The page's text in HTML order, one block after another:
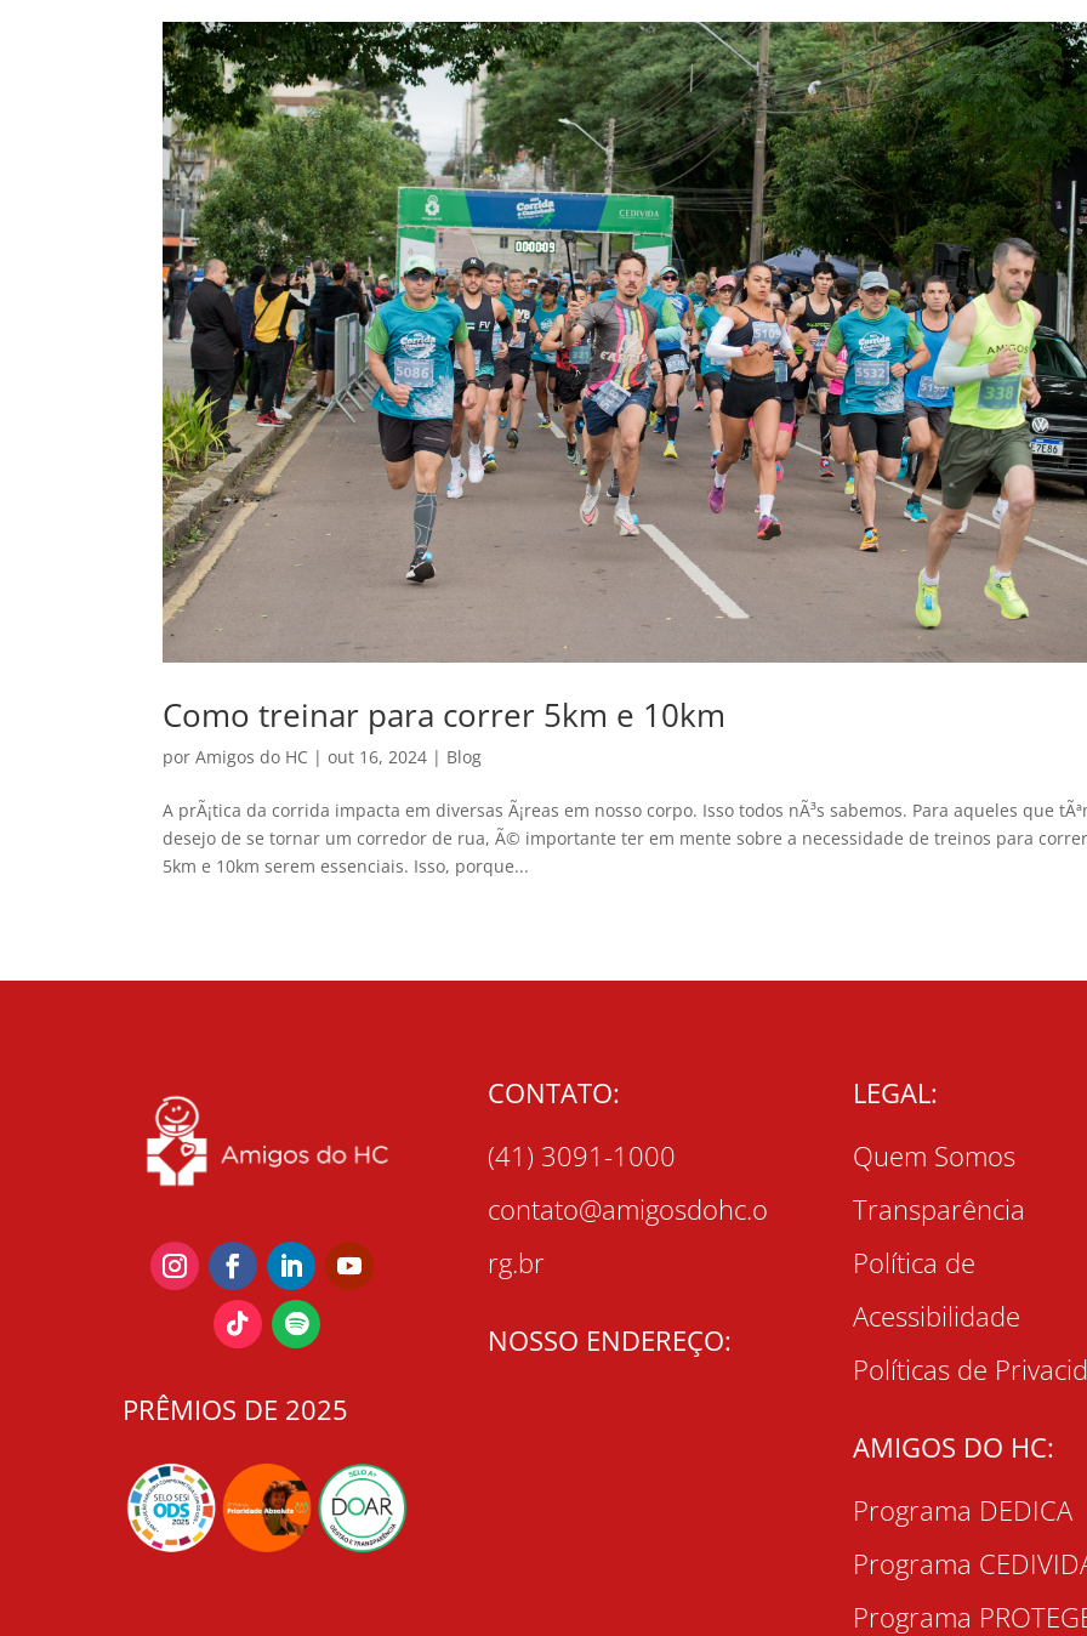
Como treinar para correr 5km e 10km
porAmigos do HC |out 16, 2024 | Blog
A prÃ¡tica da corrida impacta em diversas Ã¡reas em nosso corpo. Isso todos nÃ³s sabemos. Para aqueles que
desejo de se tornar um corredor de rua, Ã© importante ter em mente sobre a necessidade de treinos para
5km e 10km serem essenciais. Isso, porque...
PRÊMIOS DE 2025
CONTATO:
(41) 3091-1000
contato@amigosdohc.o
rg.br
NOSSO ENDEREÇO:
LEGAL:
Quem Somos
Transparência
Política de
Acessibilidade
Políticas de
AMIGOS DO HC:
Programa DEDICA
Programa
Programa